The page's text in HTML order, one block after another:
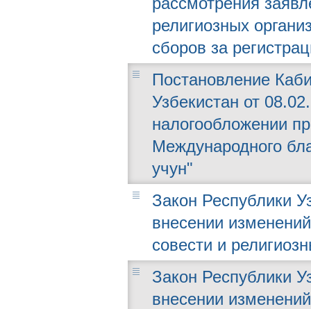
религиозных
сборов за
Постановление
Узбекистан от
налогообложении
Международного
учун"
Закон Республики
внесении
совести и
Закон Республики
внесении